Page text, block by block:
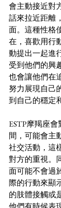
會主動接近對
話來拉近距離
面。這種性格
在，喜歡用行
動提出一起進
受到他們的興
也會讓他們在
努力展現自己
到自己的穩定
ESTP摩羯座
間，可能會主
社交活動，這
對方的重視。
面可能不會過
際的行動來顯
的肢體接觸或